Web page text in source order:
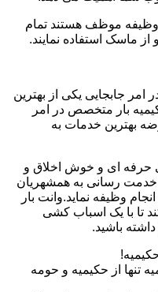
وظیفه موظف هستند تمام
ماسک استفاده نمایند.
امر جابجایی یکی از بهترین
بار متخصص در امر
بهترین خدمات به
حرفه ای و خوش اخلاق و
رسانی به همشهریان
وظیفه نماید.وانت بار
تا با یک اسباب کشی
باشید.
تنها از حکیمیه و حومه